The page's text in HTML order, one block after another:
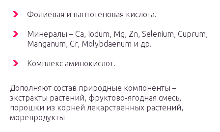
Фолиевая и пантотеновая кислота.
Минералы – Ca, Iodum, Mg, Zn, Selenium, Cuprum,
Manganum, Cr, Molybdaenum и др.
Комплекс аминокислот.
Дополняют состав природные компоненты –
экстракты растений, фруктово-ягодная смесь,
порошки из корней лекарственных растений,
морепродукты